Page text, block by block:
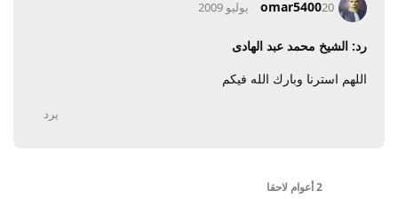
omar540020 يوليو 2009
رد: الشيخ محمد عبد الهادى
اللهم استرنا وبارك الله فيكم
يرد
2 أعوام لاحقا